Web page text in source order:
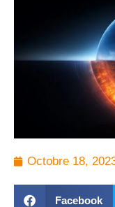
Octobre 18,
Facebook